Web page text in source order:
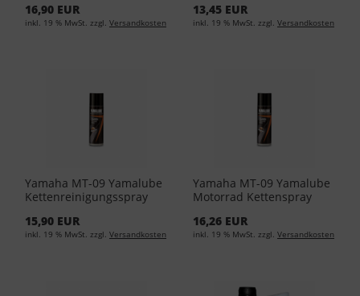
(EUR 11,95/L)
16,90 EUR
inkl. 19 % MwSt. zzgl. Versandkosten
17,90/L)
13,45 EUR
inkl. 19 % MwSt. zzgl. Versandkosten
Yamaha MT-09 Yamalube
Kettenreinigungsspray
(EUR 36,50/L)
15,90 EUR
inkl. 19 % MwSt. zzgl. Versandkosten
Yamaha MT-09 Yamalube
Motorrad Kettenspray
(EUR 43,17/L)
16,26 EUR
inkl. 19 % MwSt. zzgl. Versandkosten